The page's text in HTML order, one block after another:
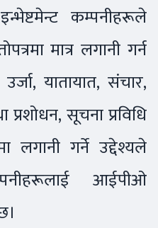
कम्पनीहरूले
मात्र लगानी गर्न
यातायात, संचार,
प्रशोधन, सूचना प्रविधि
लगानी गर्ने उद्देश्यले
आईपीओ